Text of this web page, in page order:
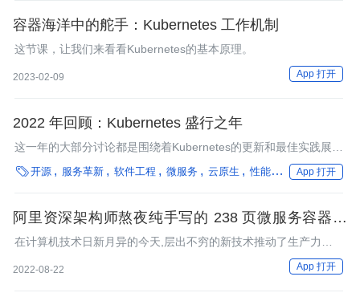
容器海洋中的舵手：Kubernetes 工作机制
这节课，让我们来看看Kubernetes的基本原理。
2023-02-09 App 打开
2022 年回顾：Kubernetes 盛行之年
这一年的大部分讨论都是围绕着Kubernetes的更新和最佳实践展开
的。
开源 服务革新 软件工程 微服务 云原生 性能优化 在离线混部
App 打开
阿里资深架构师熬夜纯手写的 238 页微服务容器化
开发实战笔记
在计算机技术日新月异的今天,层出不穷的新技术推动了生产力的
发展，也推动了整个社会的进步。软件架构从单体架构到分布式架
构，从SOA架构到微服务架构，再到服务网格。数据库从 Oracle
2022-08-22 App 打开